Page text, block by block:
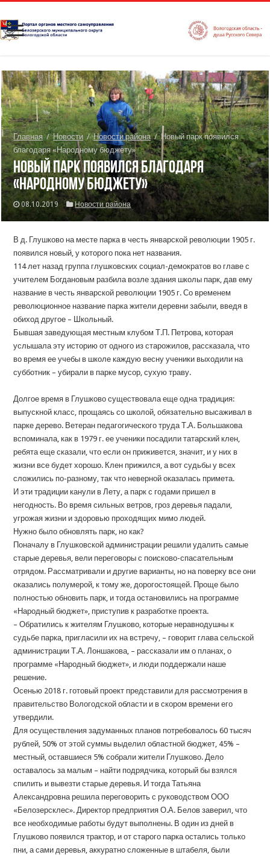
Главная / Новости / Новости района / Новый парк появился
благодаря «Народному бюджету»
Новый парк появился благодаря
«Народному бюджету»
08.10.2019 Новости района
В д. Глушково на месте парка в честь январской революции 1905 г.
появился новый, у которого пока нет названия.
114 лет назад группа глушковских социал-демократов во главе с
учителем Богдановым разбила возле здания школы парк, дав ему
название в честь январской революции 1905 г. Со временем
революционное название парка жители деревни забыли, введя в
обиход другое – Школьный.
Бывшая заведующая местным клубом Т.П. Петрова, которая
услышала эту историю от одного из старожилов, рассказала, что
во время ее учебы в школе каждую весну ученики выходили на
субботник – убирали в парке мусор, сухую траву.
Долгое время в Глушково существовала еще одна традиция:
выпускной класс, прощаясь со школой, обязательно высаживал в
парке дерево. Ветеран педагогического труда Т.А. Большакова
вспоминала, как в 1979 г. ее ученики посадили татарский клен,
ребята еще сказали, что если он приживется, значит, и у них в
жизни все будет хорошо. Клен прижился, а вот судьбы у всех
сложились по-разному, так что неверной оказалась примета.
И эти традиции канули в Лету, а парк с годами пришел в
негодность. Во время сильных ветров, гроз деревья падали,
угрожая жизни и здоровью проходящих мимо людей.
Нужно было обновлять парк, но как?
Поначалу в Глушковской администрации решили удалить самые
старые деревья, вели переговоры с поисково-спасательным
отрядом. Рассматривали и другие варианты, но на поверку все они
оказались полумерой, к тому же, дорогостоящей. Проще было
полностью обновить парк, и тогда остановились на программе
«Народный бюджет», приступив к разработке проекта.
– Обратились к жителям Глушково, которые неравнодушны к
судьбе парка, пригласили их на встречу, – говорит глава сельской
администрации Т.А. Лоншакова, – рассказали им о планах, о
программе «Народный бюджет», и люди поддержали наше
решение.
Осенью 2018 г. готовый проект представили для рассмотрения в
правительство Вологодской области и в скором времени его
утвердили.
Для осуществления задуманных планов потребовалось 60 тысяч
рублей, 50% от этой суммы выделил областной бюджет, 45% –
местный, оставшиеся 5% собрали жители Глушково. Дело
оставалось за малым – найти подрядчика, который бы взялся
спилить и вывезти старые деревья. И тогда Татьяна
Александровна решила переговорить с руководством ООО
«Белозерсклес». Директор предприятия О.А. Белов заверил, что
все необходимые работы будут выполнены. В один из дней в
Глушково появился трактор, и от старого парка остались только
пни, а сами деревья, аккуратно сложенные в штабеля, были